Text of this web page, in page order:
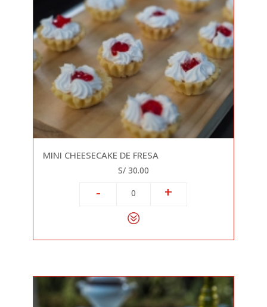
MINI CHEESECAKE DE FRESA
S/ 30.00
- 0 +